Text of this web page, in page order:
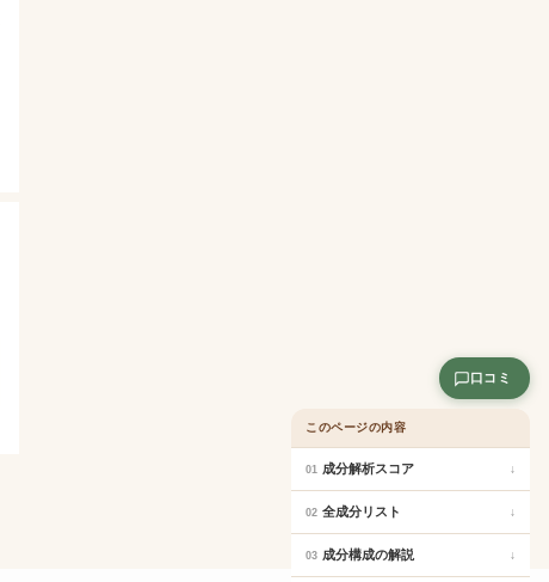
口コミ
このページの内容
01 成分解析スコア ↓
02 全成分リスト ↓
03 成分構成の解説 ↓